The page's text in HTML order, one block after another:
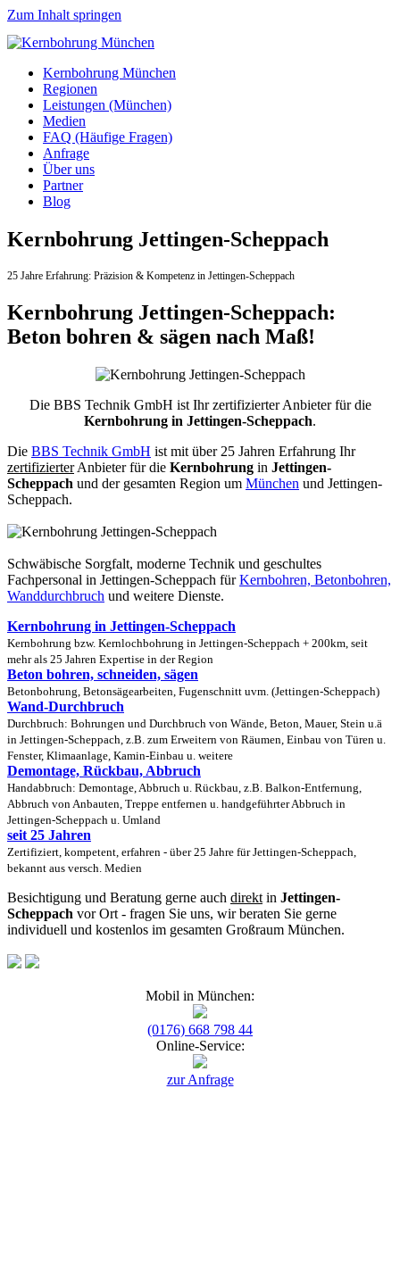
Zum Inhalt springen
Kernbohrung München
Regionen
Leistungen (München)
Medien
FAQ (Häufige Fragen)
Anfrage
Über uns
Partner
Blog
Kernbohrung Jettingen-Scheppach
25 Jahre Erfahrung: Präzision & Kompetenz in Jettingen-Scheppach
Kernbohrung Jettingen-Scheppach:
Beton bohren & sägen nach Maß!
Die BBS Technik GmbH ist Ihr zertifizierter Anbieter für die
Kernbohrung in Jettingen-Scheppach.
Die BBS Technik GmbH ist mit über 25 Jahren Erfahrung Ihr
zertifizierterAnbieter für die Kernbohrung in Jettingen-
Scheppach und der gesamten Region um München und Jettingen-
Scheppach.
Schwäbische Sorgfalt, moderne Technik und geschultes
Fachpersonal in Jettingen-Scheppach fürKernbohren, Betonbohren,
Wanddurchbruch und weitere Dienste.
Kernbohrung in Jettingen-Scheppach
Kernbohrung bzw. Kernlochbohrung in Jettingen-Scheppach + 200km, seit
mehr als 25 Jahren Expertise in der Region
Beton bohren, schneiden, sägen
Betonbohrung, Betonsägearbeiten, Fugenschnitt uvm. (Jettingen-Scheppach)
Wand-Durchbruch
Durchbruch: Bohrungen und Durchbruch von Wände, Beton, Mauer, Stein u.ä
in Jettingen-Scheppach, z.B. zum Erweitern von Räumen, Einbau von Türen u.
Fenster, Klimaanlage, Kamin-Einbau u. weitere
Demontage, Rückbau, Abbruch
Handabbruch: Demontage, Abbruch u. Rückbau, z.B. Balkon-Entfernung,
Abbruch von Anbauten, Treppe entfernen u. handgeführter Abbruch in
Jettingen-Scheppach u. Umland
seit 25 Jahren
Zertifiziert, kompetent, erfahren - über 25 Jahre für Jettingen-Scheppach,
bekannt aus versch. Medien
Besichtigung und Beratung gerne auch direkt in Jettingen-
Scheppach vor Ort - fragen Sie uns, wir beraten Sie gerne
individuell und kostenlos im gesamten Großraum München.
Mobil in München:
(0176) 668 798 44
Online-Service:
zur Anfrage